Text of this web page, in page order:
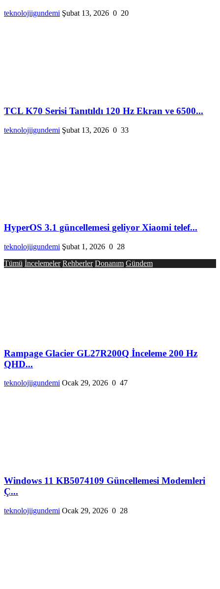
teknolojiigundemi Şubat 13, 2026 0 20
TCL K70 Serisi Tanıtıldı 120 Hz Ekran ve 6500...
teknolojiigundemi Şubat 13, 2026 0 33
HyperOS 3.1 güncellemesi geliyor Xiaomi telef...
teknolojiigundemi Şubat 1, 2026 0 28
Tümü İncelemeler Rehberler Donanım Gündem
Rampage Glacier GL27R200Q İnceleme 200 Hz
QHD...
teknolojiigundemi Ocak 29, 2026 0 47
Windows 11 KB5074109 Güncellemesi Modemleri
Ç...
teknolojiigundemi Ocak 29, 2026 0 28